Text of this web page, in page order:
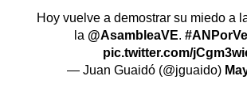
Hoy vuelve a demostrar su miedo a
la @AsambleaVE.
pic.twitter.com/
— Juan Guaidó (@jguaido)